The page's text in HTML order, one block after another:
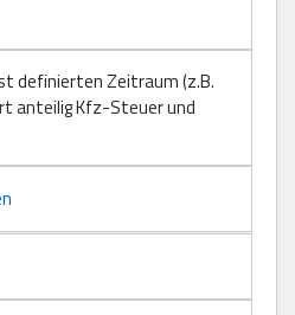
definierten Zeitraum (z.B.
anteilig Kfz-Steuer und